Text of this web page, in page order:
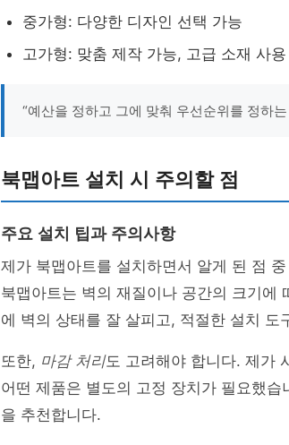
중가형: 다양한 디자인 선택 가능
고가형: 맞춤 제작 가능, 고급 소재 사용
“예산을 정하고 그에 맞춰 우선순위를 정하
북맵아트 설치 시 주의할 점
주요 설치 팁과 주의사항
제가 북맵아트를 설치하면서 알게 된 점
북맵아트는 벽의 재질이나 공간의 크기에
에 벽의 상태를 잘 살피고, 적절한 설치 도
또한, 마감 처리도 고려해야 합니다. 제가
어떤 제품은 별도의 고정 장치가 필요했
을 추천합니다.